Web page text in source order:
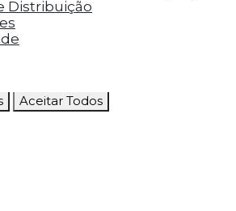
marketing são usados para
anúncios
com base nas páginas que eles
analisar a eficácia da
Aceitar Todos
Distribuição